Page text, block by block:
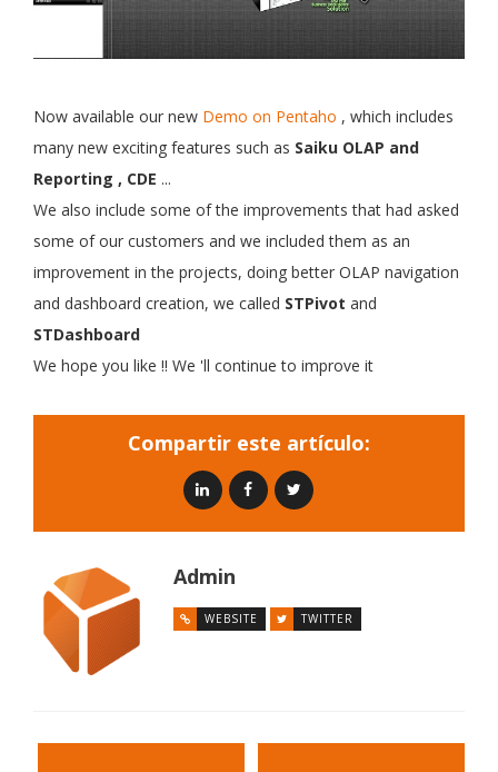
Now available our new Demo on Pentaho , which includes
many new exciting features such as Saiku OLAP and
Reporting , CDE ...
We also include some of the improvements that had asked
some of our customers and we included them as an
improvement in the projects, doing better OLAP navigation
and dashboard creation, we called STPivot and
STDashboard
We hope you like !! We 'll continue to improve it
Compartir este artículo:
Admin
WEBSITE TWITTER